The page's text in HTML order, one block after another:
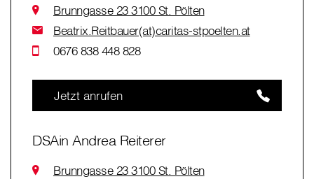
Brunngasse 23 3100 St. Pölten
Beatrix.Reitbauer(at)caritas-stpoelten.at
0676 838 448 828
Jetzt anrufen
DSAin Andrea Reiterer
Brunngasse 23 3100 St. Pölten